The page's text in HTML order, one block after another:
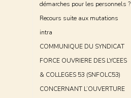
démarches pour les personnels ?
Recours suite aux mutations
intra
COMMUNIQUE DU SYNDICAT
FORCE OUVRIERE DES LYCEES
& COLLEGES 53 (SNFOLC53)
CONCERNANT L’OUVERTURE